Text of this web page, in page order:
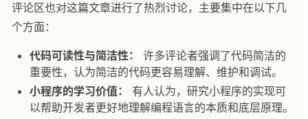
评论区也对这篇文章进行了热烈讨论，主要集中在以下几
个方面：
代码可读性与简洁性：
许多评论者强调了代码简洁的
重要性，认为简洁的代码更容易理解、维护和调试。
小程序的学习价值：
有人认为，研究小程序的实现可
以帮助开发者更好地理解编程语言的本质和底层原理。